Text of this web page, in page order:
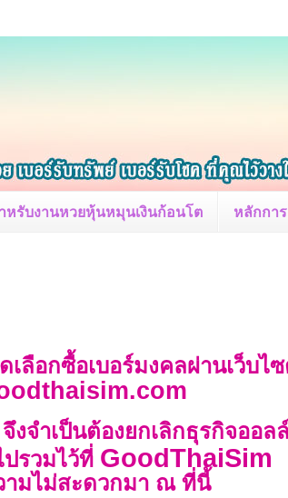
หรับงานหวยหุ้นหมุนเงินก้อนโต หลักกา
ลือกซื้อเบอร์มงคลผ่านเว็บไ
งจำเป็นต้องยกเลิกธุรกิจออ
รวมไว้ที่ GoodThaiSim
ามไม่สะดวกมา ณ ที่นี้